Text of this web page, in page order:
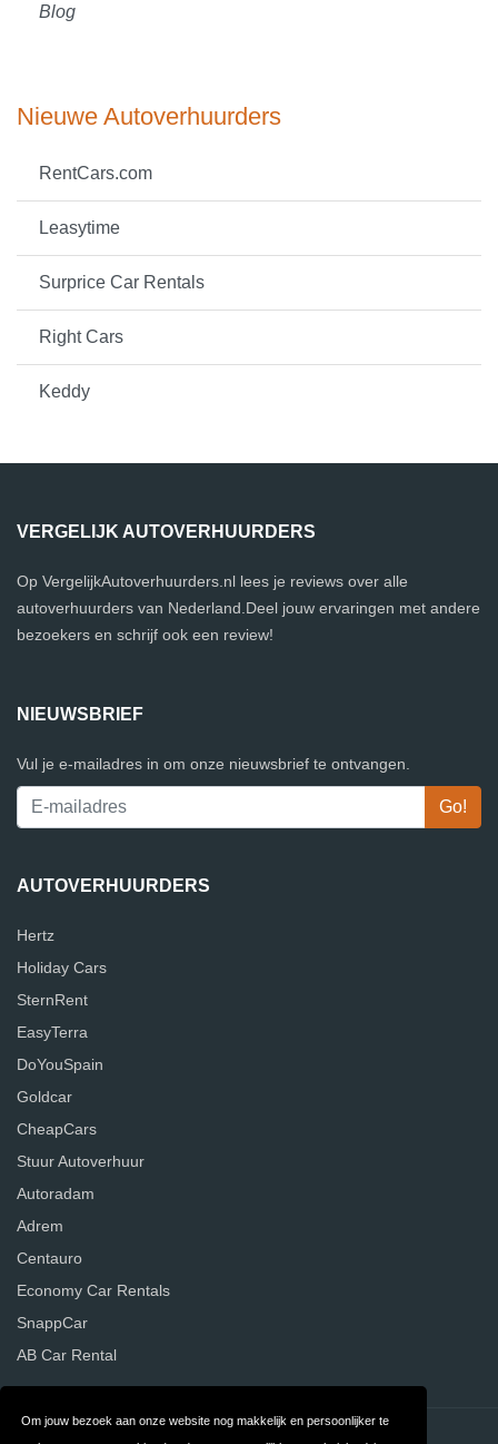
Om jouw bezoek aan onze website nog makkelijk en persoonlijker te
Blog
Nieuwe Autoverhuurders
RentCars.com
Leasytime
Surprice Car Rentals
Right Cars
Keddy
VERGELIJK AUTOVERHUURDERS
Op VergelijkAutoverhuurders.nl lees je reviews over alle
autoverhuurders van Nederland.Deel jouw ervaringen met andere
bezoekers en schrijf ook een review!
NIEUWSBRIEF
Vul je e-mailadres in om onze nieuwsbrief te ontvangen.
AUTOVERHUURDERS
Hertz
Holiday Cars
SternRent
EasyTerra
DoYouSpain
Goldcar
CheapCars
Stuur Autoverhuur
Autoradam
Adrem
Centauro
Economy Car Rentals
SnappCar
AB Car Rental
Contact Privacy